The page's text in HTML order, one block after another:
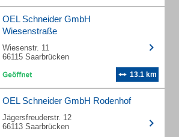
OEL Schneider GmbH
Wiesenstraße
Wiesenstr. 11
66115 Saarbrücken
13.1 km
OEL Schneider GmbH Rodenhof
Jägersfreuderstr. 12
66113 Saarbrücken